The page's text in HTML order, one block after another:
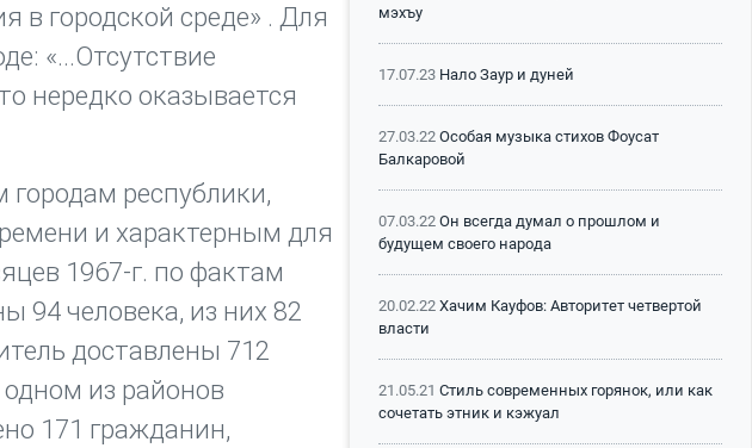
в городской среде» . Для
«...Отсутствие
нередко оказывается
республики,
и характерным для
1967-г. по фактам
94 человека, из них 82
доставлены 712
из районов
171 гражданин,
мэхъу
17.07.23 Нало Заур и дуней
27.03.22 Особая музыка стихов Фоусат
Балкаровой
07.03.22 Он всегда думал о прошлом и
будущем своего народа
20.02.22 Хачим Кауфов: Авторитет четвертой
власти
21.05.21 Стиль современных горянок, или как
сочетать этник и кэжуал